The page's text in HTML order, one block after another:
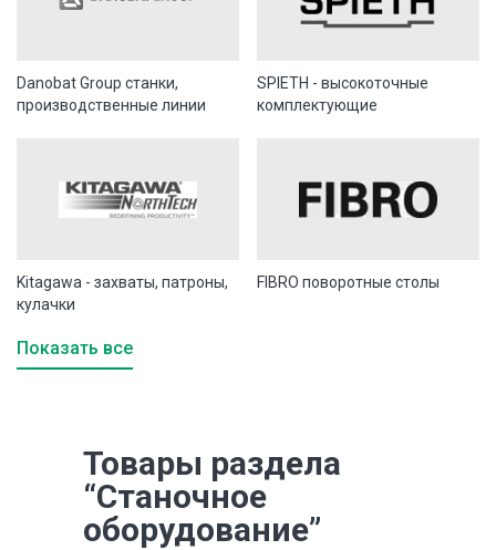
Danobat Group станки,
производственные линии
SPIETH - высокоточные
комплектующие
Kitagawa - захваты, патроны,
кулачки
FIBRO поворотные столы
Показать все
Товары раздела
“Станочное
оборудование”